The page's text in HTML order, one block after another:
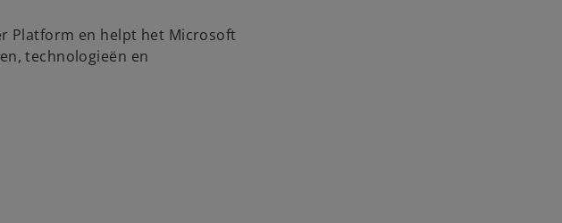
Platform en helpt het Microsoft
technologieën en